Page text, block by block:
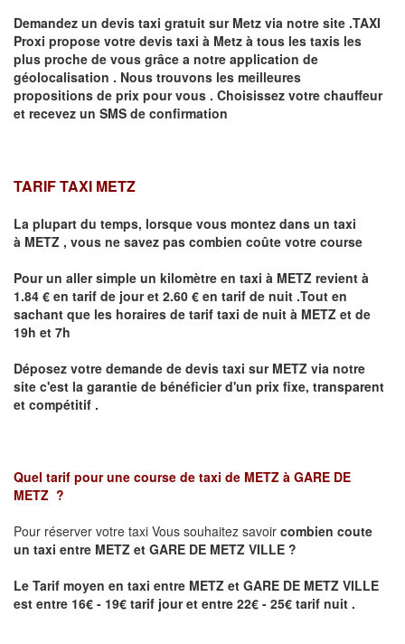
Demandez un devis taxi gratuit sur Metz via notre site .TAXI
Proxi propose votre devis taxi à Metz à tous les taxis les
plus proche de vous grâce a notre application de
géolocalisation . Nous trouvons les meilleures
propositions de prix pour vous . Choisissez votre chauffeur
et recevez un SMS de confirmation
TARIF TAXI METZ
La plupart du temps, lorsque vous montez dans un taxi
à METZ , vous ne savez pas combien coûte votre course
Pour un aller simple un kilomètre en taxi à METZ revient à
1.84 € en tarif de jour et 2.60 € en tarif de nuit .Tout en
sachant que les horaires de tarif taxi de nuit à METZ et de
19h et 7h
Déposez votre demande de devis taxi sur METZ via notre
site c'est la garantie de bénéficier d'un prix fixe, transparent
et compétitif .
Quel tarif pour une course de taxi de METZ à GARE DE
METZ ?
Pour réserver votre taxi Vous souhaitez savoir combien coute
un taxi entre METZ et GARE DE METZ VILLE ?
Le Tarif moyen en taxi entre METZ et GARE DE METZ VILLE
est entre 16€ - 19€ tarif jour et entre 22€ - 25€ tarif nuit .